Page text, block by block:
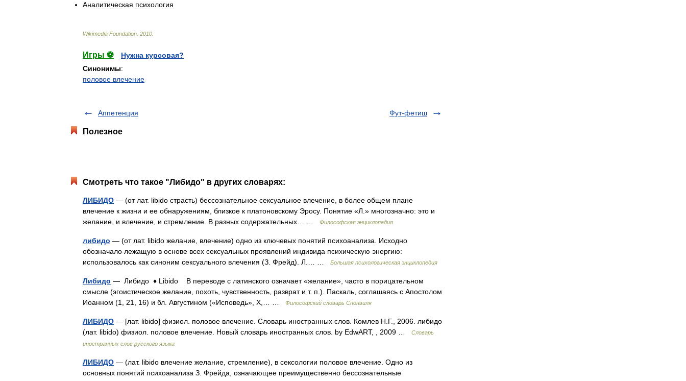
Аналитическая психология
Wikimedia Foundation 2010
Игры ⚽
Нужна курсовая?
Синонимы:
половое влечение
Аппетенция Фут-фетиш
Полезное
Смотреть что такое "Либидо" в других словарях:
ЛИБИДО — (от лат. libido страсть) бессознательное сексуальное влечение, в более общем плане
влечение к жизни и ее обнаружениям, близкое к платоновскому Эросу. Понятие «Л.» многозначно: это и
желание, и влечение, и стремление. В разных содержательных… …
Философская энциклопедия
либидо — (от лат. libido желание, влечение) одно из ключевых понятий психоанализа. Исходно
обозначало лежащую в основе всех сексуальных проявлений индивида психическую энергию:
использовалось как синоним сексуального влечения (З. Фрейд). Л.… …
Большая психологическая энциклопедия
Либидо — Либидо ♦ Libido В переводе с латинского означает «желание», часто в порицательном
смысле (эгоистическое желание, похоть, чувственность, разврат и т. п.). Паскаль, соглашаясь с Апостолом
Иоанном (1, 21, 16) и бл. Августином («Исповедь», Х,… …
Философский словарь Спонвиля
ЛИБИДО — [лат. libido] физиол. половое влечение. Словарь иностранных слов. Комлев Н.Г., 2006. либидо
(лат. libido) физиол. половое влечение. Новый словарь иностранных слов. by EdwART, , 2009 …
Словарь
иностранных слов русского языка
ЛИБИДО — (лат. libido влечение желание, стремление), в сексологии половое влечение. Одно из
основных понятий психоанализа З. Фрейда, означающее преимущественно бессознательные